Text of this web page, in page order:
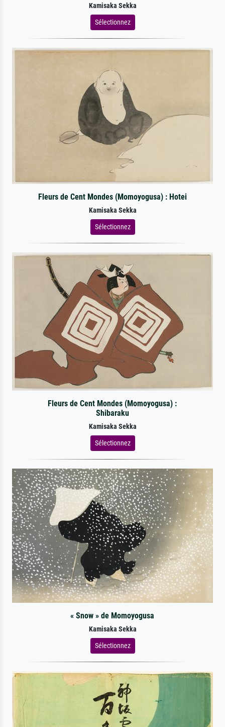
Kamisaka Sekka
Sélectionnez
Fleurs de Cent Mondes (Momoyogusa) : Hotei
Kamisaka Sekka
Sélectionnez
Fleurs de Cent Mondes (Momoyogusa) :
Shibaraku
Kamisaka Sekka
Sélectionnez
« Snow » de Momoyogusa
Kamisaka Sekka
Sélectionnez